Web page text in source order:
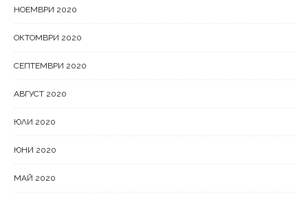
НОЕМВРИ 2020
ОКТОМВРИ 2020
СЕПТЕМВРИ 2020
АВГУСТ 2020
ЮЛИ 2020
ЮНИ 2020
МАЙ 2020